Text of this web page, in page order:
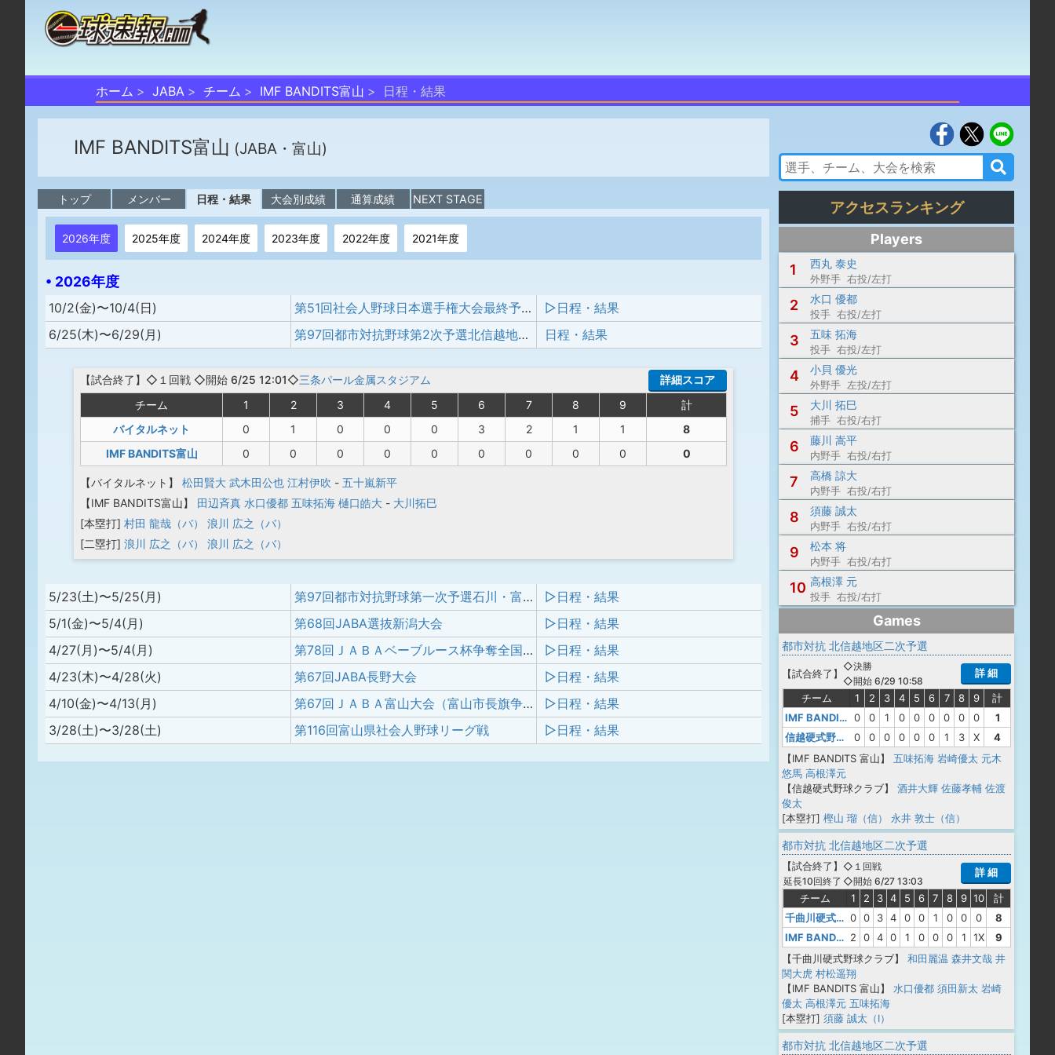
ホーム JABA チーム IMF BANDITS富山 日程・結果
IMF BANDITS富山 (JABA・富山)
トップ メンバー 日程・結果 大会別成績 通算成績 NEXT STAGE
2026年度 2025年度 2024年度 2023年度 2022年度 2021年度
• 2026年度
10/2(金)〜10/4(日) 第51回社会人野球日本選手権大会最終予選北信越地区大会
▷日程・結果
6/25(木)〜6/29(月)
第97回都市対抗野球第2次予選北信越地区大会 日程・結果
【試合終了 】◇１回戦 ◇開始 6/25 12:01◇三条パール金属スタジアム
チーム
1 2 3 4 5 6 7 8 9
計
バイタルネット
0 1 0 0 0 3 2 1 1
8
IMF BANDITS富山
0 0 0 0 0 0 0 0 0 0
【バイタルネット】 松田賢大 武木田公也 江村伊吹 - 五十嵐新平
【IMF BANDITS富山】
田辺斉真 水口優都 五味拓海 樋口皓大 - 大川拓巳
[本塁打] 村田 龍哉（バ）
浪川 広之（バ）
[二塁打] 浪川 広之（バ） 浪川 広之（バ）
詳細スコア
5/23(土)〜5/25(月) 第97回都市対抗野球第一次予選石川・富山県大会
▷日程・結果
5/1(金)〜5/4(月)
第68回JABA選抜新潟大会
▷日程・結果
4/27(月)〜5/4(月)
第78回ＪＡＢＡベーブルース杯争奪全国社会人野球大会
▷日程・結果
4/23(木)〜4/28(火)
第67回JABA長野大会
▷日程・結果
4/10(金)〜4/13(月)
第67回ＪＡＢＡ富山大会（富山市長旗争奪）
▷日程・結果
3/28(土)〜3/28(土)
第116回富山県社会人野球リーグ戦 ▷日程・結果
アクセスランキング
Players
1
西丸 泰史
外野手 右投/左打
2 水口 優都
投手 右投/左打
3 五味 拓海
投手 右投/左打
4 小貝 優光
外野手 左投/左打
5 大川 拓巳
捕手 右投/右打
6 藤川 嵩平
内野手 右投/右打
7 高橋 諒大
内野手 右投/右打
8 須藤 誠太
内野手 右投/右打
9 松本 将
内野手 右投/右打
10 高根澤 元
投手 右投/右打
Games
都市対抗 北信越地区二次予選
【試合終了 】
◇決勝
◇開始 6/29 10:58
詳 細
チーム 1 2 3 4 5 6 7 8 9
計
IMF BANDITS 富山 0 0 1 0 0 0 0 0 0
1
信越硬式野球クラブ
0 0 0 0 0 0 1 3 X
4
【IMF BANDITS 富山】
五味拓海 岩崎優太 元木
悠馬 高根澤元
【信越硬式野球クラブ】
酒井大輝 佐藤孝輔 佐渡
俊太
[本塁打] 樫山 瑠（信） 永井 敦士（信）
都市対抗 北信越地区二次予選
【試合終了 】
延長10回終了
◇１回戦
◇開始 6/27 13:03
詳 細
チーム 1 2 3 4 5 6 7 8 9 10
計
千曲川硬式野球クラブ 0 0 3 4 0 0 1 0 0 0
8
IMF BANDITS 富山 2 0 4 0 1 0 0 0 1 1X
9
【千曲川硬式野球クラブ】
和田麗温 森井文哉 井
関大虎 村松遥翔
【IMF BANDITS 富山】
水口優都 須田新太 岩崎
優太 高根澤元 五味拓海
[本塁打] 須藤 誠太（I）
都市対抗 北信越地区二次予選